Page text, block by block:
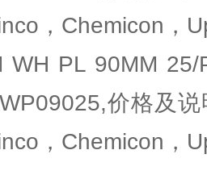
，Chemicon，
WH PL 90MM
价格及
，Chemicon，